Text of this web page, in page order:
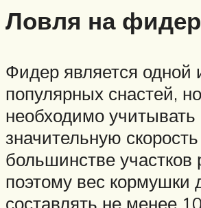
Ловля на фидер
Фидер является одной
популярных снастей, но
необходимо учитывать
значительную
большинстве участков
поэтому вес кормушки
составлять не менее